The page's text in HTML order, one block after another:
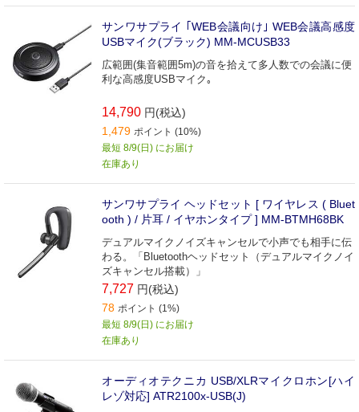
サンワサプライ ｢WEB会議向け｣ WEB会議高感度
USBマイク(ブラック) MM-MCUSB33
広範囲(集音範囲5m)の音を拾えて多人数での会議に便
利な高感度USBマイク｡
14,790 円(税込)
1,479 ポイント (10%)
最短 8/9(日) にお届け
在庫あり
サンワサプライ ヘッドセット [ ワイヤレス ( Bluet
ooth ) / 片耳 / イヤホンタイプ ] MM-BTMH68BK
デュアルマイクノイズキャンセルで小声でも相手に伝
わる。「Bluetoothヘッドセット（デュアルマイクノイ
ズキャンセル搭載）」
7,727 円(税込)
78 ポイント (1%)
最短 8/9(日) にお届け
在庫あり
オーディオテクニカ USB/XLRマイクロホン[ハイ
レゾ対応] ATR2100x-USB(J)